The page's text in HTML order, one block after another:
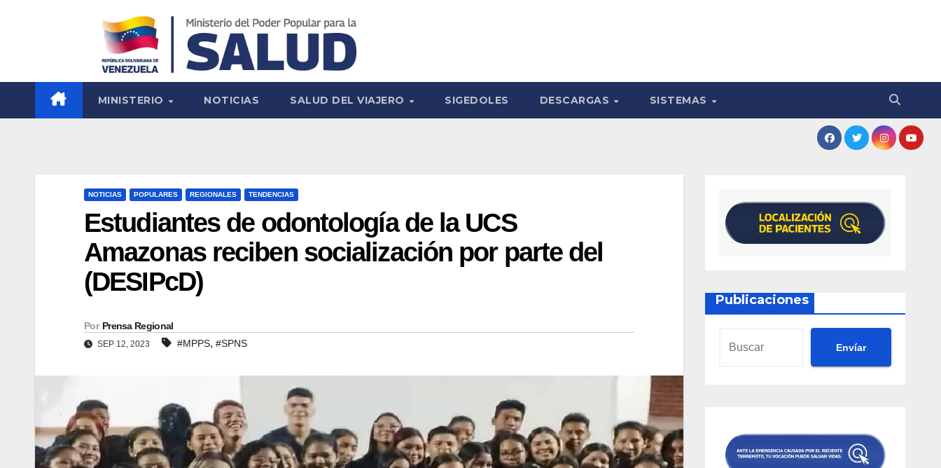
MINISTERIO NOTICIAS SALUD DEL VIAJERO SIGEDOLES DESCARGAS SISTEMAS
NOTICIAS POPULARES REGIONALES TENDENCIAS
Estudiantes de odontología de la UCS
Amazonas reciben socialización por parte del
(DESIPcD)
Por Prensa Regional
SEP 12, 2023 #MPPS, #SPNS
Publicaciones
Envíar